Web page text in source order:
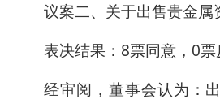
议案二、关于出售贵金属
表决结果：8票同意，0票
经审阅，董事会认为：